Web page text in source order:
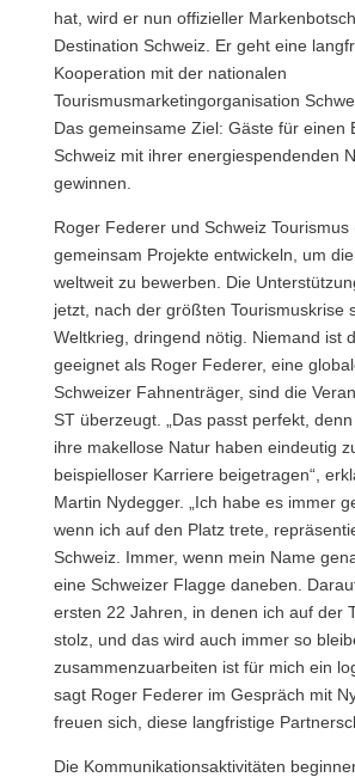
hat, wird er nun offizieller
Destination Schweiz. Er geht eine
Kooperation mit der nationalen
Tourismusmarketingorganisation
Das gemeinsame Ziel: Gäste für einen
Schweiz mit ihrer energiespendenden
gewinnen.
Roger Federer und Schweiz Tourismus
gemeinsam Projekte entwickeln, um
weltweit zu bewerben. Die
jetzt, nach der größten Tourismuskrise
Weltkrieg, dringend nötig. Niemand ist
geeignet als Roger Federer, eine
Schweizer Fahnenträger, sind die
ST überzeugt. „Das passt perfekt,
ihre makellose Natur haben eindeutig
beispielloser Karriere beigetragen“,
Martin Nydegger. „Ich habe es immer
wenn ich auf den Platz trete,
Schweiz. Immer, wenn mein Name
eine Schweizer Flagge daneben.
ersten 22 Jahren, in denen ich auf der
stolz, und das wird auch immer so
zusammenzuarbeiten ist für mich ein
sagt Roger Federer im Gespräch mit
freuen sich, diese langfristige
Die Kommunikationsaktivitäten